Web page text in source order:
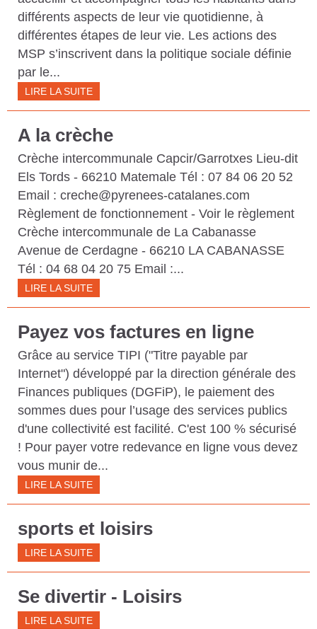
différents aspects de leur vie quotidienne, à
différentes étapes de leur vie. Les actions des
MSP s’inscrivent dans la politique sociale définie
par le...
LIRE LA SUITE
A la crèche
Crèche intercommunale Capcir/Garrotxes Lieu-dit
Els Tords - 66210 Matemale Tél : 07 84 06 20 52
Email : creche@pyrenees-catalanes.com
Règlement de fonctionnement - Voir le règlement
Crèche intercommunale de La Cabanasse
Avenue de Cerdagne - 66210 LA CABANASSE
Tél : 04 68 04 20 75 Email :...
LIRE LA SUITE
Payez vos factures en ligne
Grâce au service TIPI ("Titre payable par
Internet") développé par la direction générale des
Finances publiques (DGFiP), le paiement des
sommes dues pour l’usage des services publics
d'une collectivité est facilité. C'est 100 % sécurisé
! Pour payer votre redevance en ligne vous devez
vous munir de...
LIRE LA SUITE
sports et loisirs
LIRE LA SUITE
Se divertir - Loisirs
LIRE LA SUITE